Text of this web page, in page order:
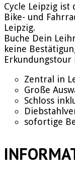
Cycle Leipzig
Bike- und
Leipzig.
Buche Dein
keine
Erkundungstour
Zentral in
Große
Schloss
sofortige